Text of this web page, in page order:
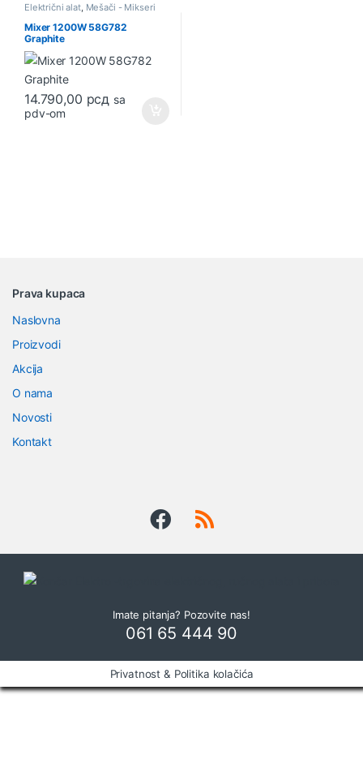
Električni alat, Mešači - Mikseri
Mixer 1200W 58G782
Graphite
14.790,00 рсд sa
pdv-om
e
l
Prava kupaca
Naslovna
Proizvodi
Akcija
O nama
Novosti
Kontakt
Imate pitanja? Pozovite nas!
061 65 444 90
Privatnost & Politika kolačića